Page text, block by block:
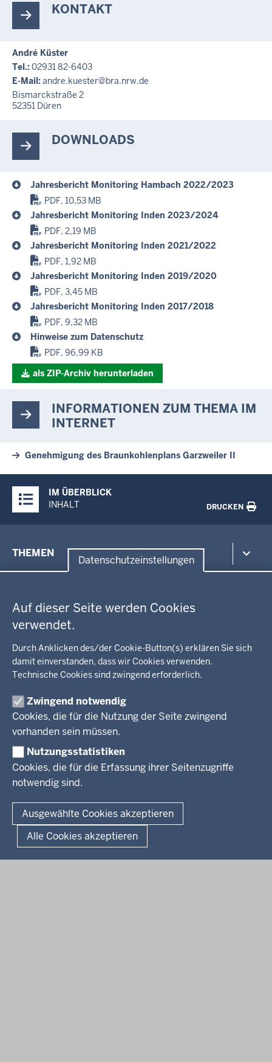
Datenschutzeinstellungen
Auf dieser Seite werden Cookies
verwendet.
Durch Anklicken des/der Cookie-Button(s) erklären Sie sich
damit einverstanden, dass wir Cookies verwenden.
Technische Cookies sind zwingend erforderlich.
Zwingend notwendig
Cookies, die für die Nutzung der Seite zwingend
vorhanden sein müssen.
Nutzungsstatistiken
Cookies, die für die Erfassung ihrer Seitenzugriffe
notwendig sind.
Ausgewählte Cookies akzeptieren
Alle Cookies akzeptieren
KONTAKT
André Küster
Tel.:02931 82-6403
E-Mail:andre.kuester@bra.nrw.de
Bismarckstraße 2
52351 Düren
DOWNLOADS
Jahresbericht Monitoring Hambach 2022/2023
PDF, 10,53 MB
Jahresbericht Monitoring Inden 2023/2024
PDF, 2,19 MB
Jahresbericht Monitoring Inden 2021/2022
PDF, 1,92 MB
Jahresbericht Monitoring Inden 2019/2020
PDF, 3,45 MB
Jahresbericht Monitoring Inden 2017/2018
PDF, 9,32 MB
Hinweise zum Datenschutz
PDF, 96,99 KB
als ZIP-Archiv herunterladen
INFORMATIONEN ZUM THEMA IM
INTERNET
Genehmigung des Braunkohlenplans Garzweiler II
Inhalte
IM ÜBERBLICK
INHALT
DRUCKEN
der
THEMEN
Kommunalaufsicht, Planung, Verkehr
Energie, Bergbau
Recht, Ordnung
Integration, Migration
Behördenleitung
Regierungsbezirk
KARRIERE
Stellenausschreibungen
Aktuelle Ausbildungsstellen und Praktika
Pressestelle
Social Media
BEKANNTMACHUNGEN
Amtsblatt
© 2026 Bezirksregierung Arnsberg
Fußzeile
Impressum Datenschutz Barrierefreiheit
Kurzlink zu dieser Seite